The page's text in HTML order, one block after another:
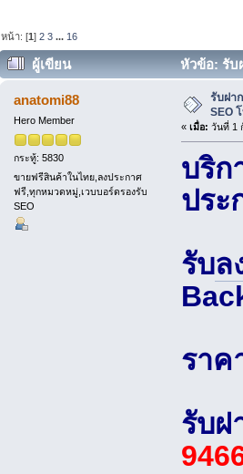
หน้า: [1]2 3 ... 16
ผู้เขียน
หัวข้อ: รับ
(อ่าน 6686 ครั้ง)
anatomi88
Hero Member
กระทู้: 5830
ขายฟรีสินค้าในไทย,ลงประกาศ
ฟรี,ทุกหมวดหมู่,เวบบอร์ดรองรับ
SEO
รับฝา
SEO
« เมื่อ: วันที่ 1
บริก
ประ
รับล
รา
รับฝ